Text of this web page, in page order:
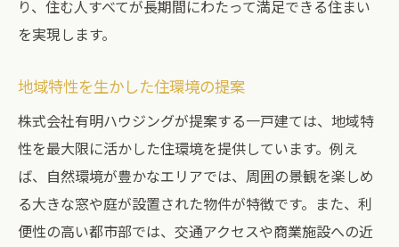
将来のリフォームを見据えた設計
市場動向に合わせた資産評価のポイント
プライバシーを重視した一戸建ライフスタイル
の魅力
プライバシーを確保する立地選び
周囲からの目を気にしない住まい
独立した生活空間のメリット
り、住む人すべてが長期間にわたって満足できる住まい
を実現します。
地域特性を生かした住環境の提案
株式会社有明ハウジングが提案する一戸建ては、地域特
性を最大限に活かした住環境を提供しています。例え
ば、自然環境が豊かなエリアでは、周囲の景観を楽しめ
る大きな窓や庭が設置された物件が特徴です。また、利
便性の高い都市部では、交通アクセスや商業施設への近